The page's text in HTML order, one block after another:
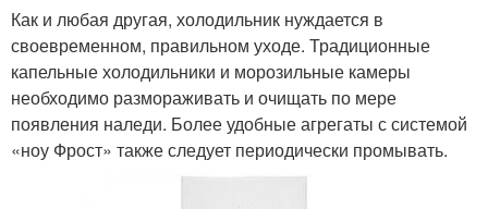
Как и любая другая, холодильник нуждается в
своевременном, правильном уходе. Традиционные
капельные холодильники и морозильные камеры
необходимо размораживать и очищать по мере
появления наледи. Более удобные агрегаты с системой
«ноу Фрост» также следует периодически промывать.